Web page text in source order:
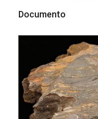
Documento